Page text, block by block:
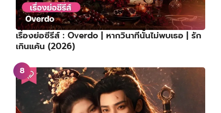
เรื่องย่อซีรีส์ : Overdo | หากวินาทีนั้นไม่พบเธอ | รัก
เกินแค้น (2026)